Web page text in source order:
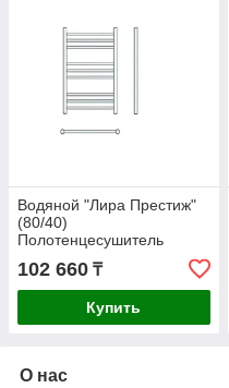
Водяной "Лира Престиж"
(80/40)
Полотенцесушитель
102 660 ₸
Купить
О нас